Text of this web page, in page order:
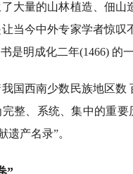
大量的山林植造、佃
当今中外专家学者惊
是明成化二年(1466) 的
西南少数民族地区数
整、系统、集中的重
遗产名录”。